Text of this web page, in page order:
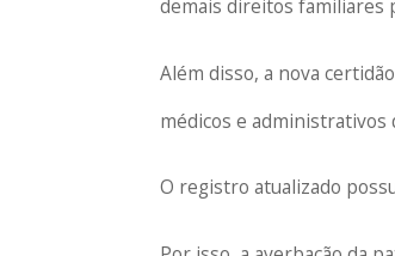
demais direitos familiares
Além disso, a nova
médicos e administrativos
O registro atualizado